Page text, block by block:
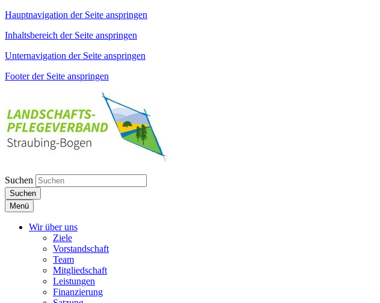
Hauptnavigation der Seite anspringen
Inhaltsbereich der Seite anspringen
Unternavigation der Seite anspringen
Footer der Seite anspringen
Suchen
Suchen
Menü
Wir über uns
Ziele
Vorstandschaft
Team
Mitgliedschaft
Leistungen
Finanzierung